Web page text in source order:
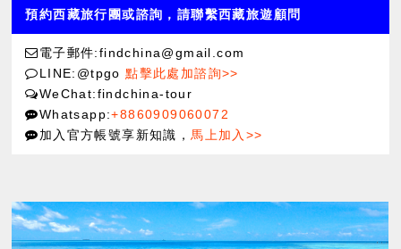
預約西藏旅行團或諮詢，請聯繫西藏旅遊顧問
電子郵件:findchina@gmail.com
LINE:@tpgo點擊此處加諮詢>>
WeChat:findchina-tour
Whatsapp:+8860909060072
加入官方帳號享新知識， 馬上加入>>